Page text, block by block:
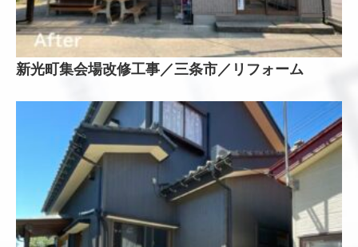
新光町集会場改修工事／三条市／リフォーム